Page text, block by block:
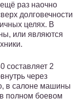
раз наочно
долговечности
целях. В
или являются
составляет 2
через
в салоне машины
полном боевом